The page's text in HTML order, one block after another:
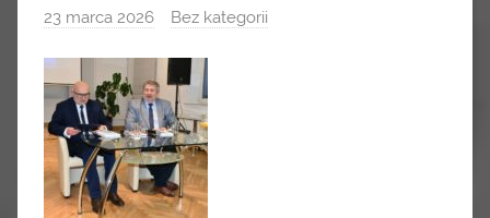
23 marca 2026 Bez kategorii